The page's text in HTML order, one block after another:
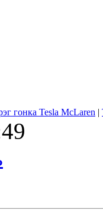
гонка Tesla McLaren |